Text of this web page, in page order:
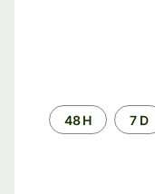
Periodo48 H 7 D